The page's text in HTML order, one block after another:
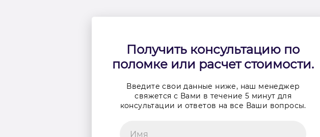
Получить консультацию по
поломке или расчет стоимости.
Введите свои данные ниже, наш менеджер
свяжется с Вами в течение 5 минут для
консультации и ответов на все Ваши вопросы.